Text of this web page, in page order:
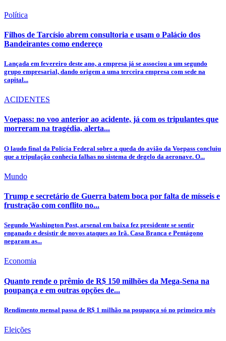
Política
Filhos de Tarcísio abrem consultoria e usam o Palácio dos
Bandeirantes como endereço
Lançada em fevereiro deste ano, a empresa já se associou a um segundo
grupo empresarial, dando origem a uma terceira empresa com sede na
capital...
ACIDENTES
Voepass: no voo anterior ao acidente, já com os tripulantes que
morreram na tragédia, alerta...
O laudo final da Polícia Federal sobre a queda do avião da Voepass concluiu
que a tripulação conhecia falhas no sistema de degelo da aeronave. O...
Mundo
Trump e secretário de Guerra batem boca por falta de mísseis e
frustração com conflito no...
Segundo Washington Post, arsenal em baixa fez presidente se sentir
enganado e desistir de novos ataques ao Irã. Casa Branca e Pentágono
negaram as...
Economia
Quanto rende o prêmio de R$ 150 milhões da Mega-Sena na
poupança e em outras opções de...
Rendimento mensal passa de R$ 1 milhão na poupança só no primeiro mês
Eleições